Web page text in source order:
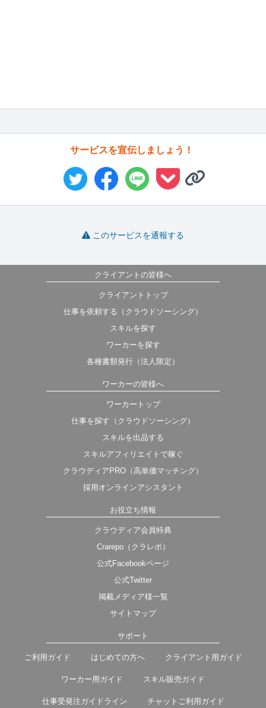
サービスを宣伝しましょう！
このサービスを通報する
クライアントの皆様へ
クライアントトップ
仕事を依頼する（クラウドソーシング）
スキルを探す
ワーカーを探す
各種書類発行（法人限定）
ワーカーの皆様へ
ワーカートップ
仕事を探す（クラウドソーシング）
スキルを出品する
スキルアフィリエイトで稼ぐ
クラウディアPRO（高単価マッチング）
採用オンラインアシスタント
お役立ち情報
クラウディア会員特典
Crarepo（クラレポ）
公式Facebookページ
公式Twitter
掲載メディア様一覧
サイトマップ
サポート
ご利用ガイド はじめての方へ クライアント用ガイド
ワーカー用ガイド スキル販売ガイド
仕事受発注ガイドライン チャットご利用ガイド